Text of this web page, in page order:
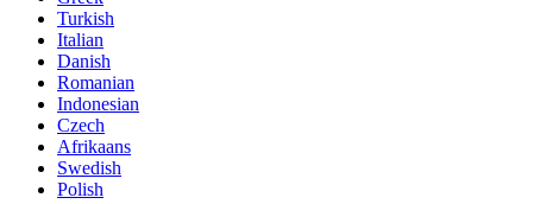
Turkish
Italian
Danish
Romanian
Indonesian
Czech
Afrikaans
Swedish
Polish